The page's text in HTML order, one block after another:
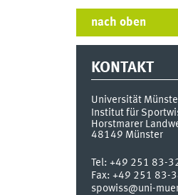
nach oben
KONTAKT
Universität
Institut für
Horstmarer
48149 Münster
Tel: +49 251 83-
Fax: +49 251 83-
spowiss@uni-